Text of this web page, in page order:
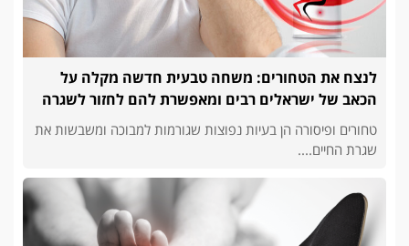
לנצח את הטחורים: משחה טבעית חדשה מקלה על
הכאב של ישראלים רבים ומאפשרת להם לחזור לשגרה
טחורים ופיסורה הן בעיות נפוצות שגורמות למבוכה ומשבשות את
שגרת החיים....